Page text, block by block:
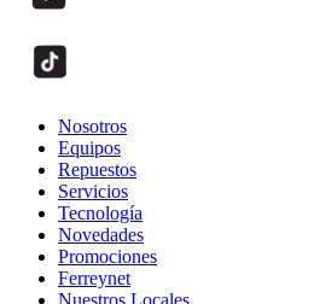
Nosotros
Equipos
Repuestos
Servicios
Tecnología
Novedades
Promociones
Ferreynet